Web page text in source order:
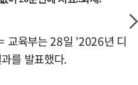
교육부는 28일 '2026년 디
를 발표했다.